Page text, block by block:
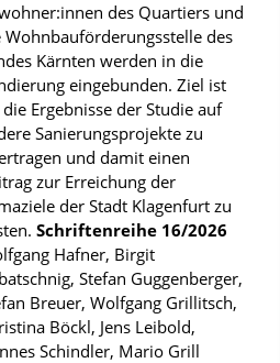
des Quartiers und
Wohnbauförderungsstelle des
Kärnten werden in die
eingebunden. Ziel ist
die Ergebnisse der Studie auf
Sanierungsprojekte zu
und damit einen
zur Erreichung der
der Stadt Klagenfurt zu
Schriftenreihe 16/2026
Hafner, Birgit
Stefan Guggenberger,
Breuer, Wolfgang Grillitsch,
Böckl, Jens Leibold,
Schindler, Mario Grill